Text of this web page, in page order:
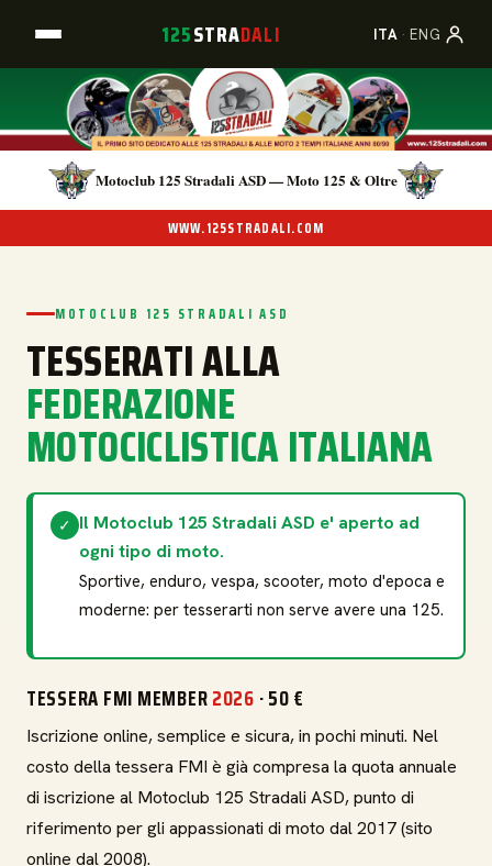
125STRADALI ITA · ENG
Motoclub 125 Stradali ASD — Moto 125 & Oltre
WWW.125STRADALI.COM
MOTOCLUB 125 STRADALI ASD
TESSERATI ALLA
FEDERAZIONE
MOTOCICLISTICA ITALIANA
✓ Il Motoclub 125 Stradali ASD e' aperto ad
ogni tipo di moto.
Sportive, enduro, vespa, scooter, moto d'epoca e
moderne: per tesserarti non serve avere una 125.
TESSERA FMI MEMBER2026 · 50 €
Iscrizione online, semplice e sicura, in pochi minuti. Nel
costo della tessera FMI è già compresa la quota annuale
di iscrizione al Motoclub 125 Stradali ASD, punto di
riferimento per gli appassionati di moto dal 2017 (sito
online dal 2008).
ABC